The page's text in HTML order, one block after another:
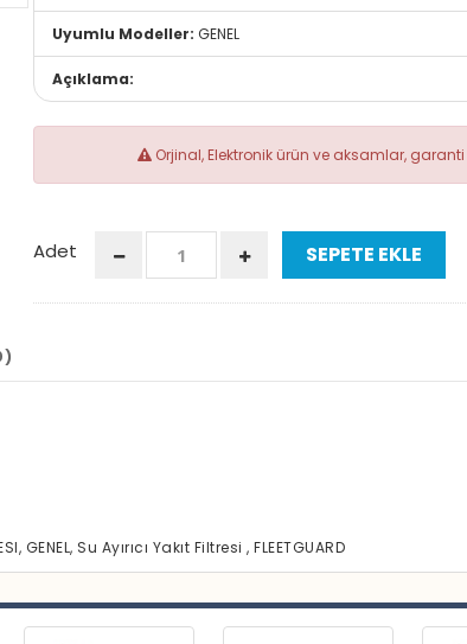
Uyumlu Modeller: GENEL
Açıklama:
Orjinal, Elektronik ürün ve aksamlar, garanti
Adet SEPETE EKLE
GENEL, Su Ayırıcı Yakıt Filtresi , FLEETGUARD